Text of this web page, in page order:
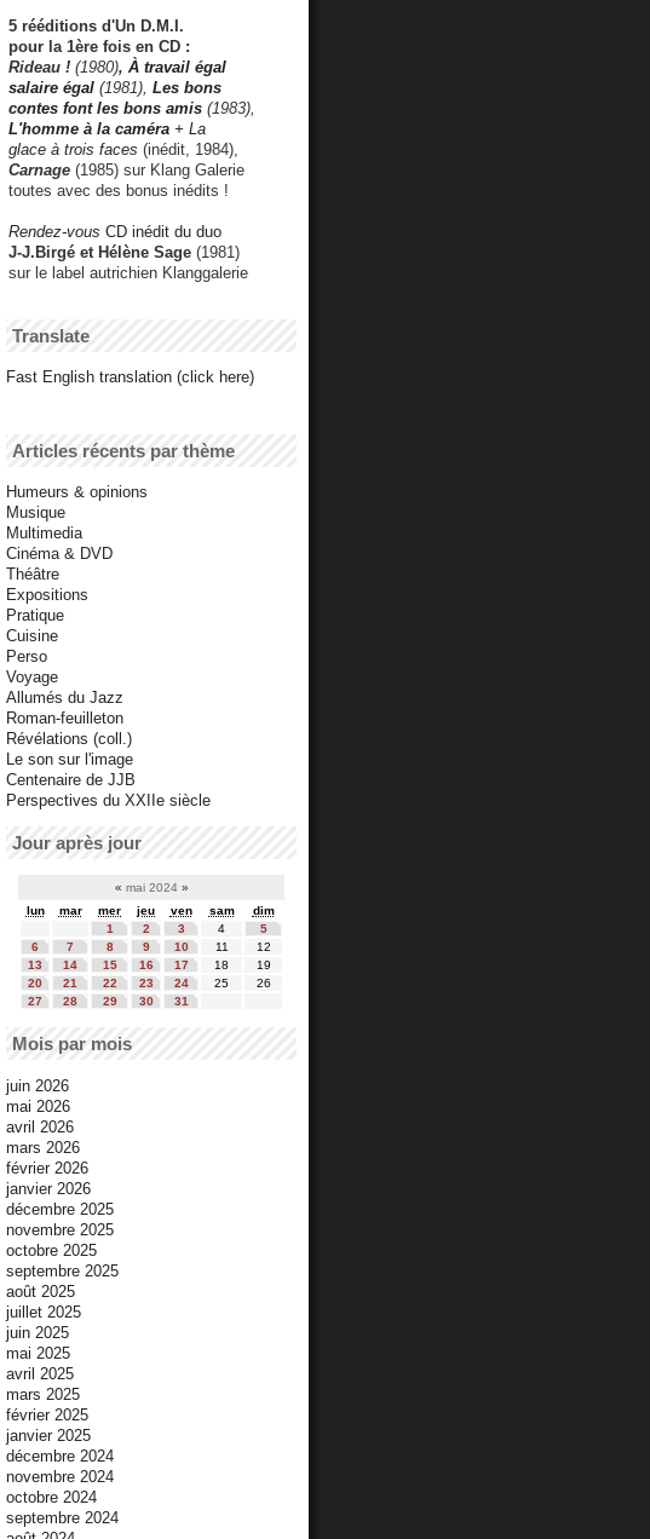
5 rééditions d'Un D.M.I.
pour la 1ère fois en CD :
Rideau ! (1980), À travail égal
salaire égal (1981), Les bons
contes font les bons amis (1983),
L'homme à la caméra + La
glace à trois faces (inédit, 1984),
Carnage (1985) sur Klang Galerie
toutes avec des bonus inédits !
Rendez-vous CD inédit du duo
J-J.Birgé et Hélène Sage (1981)
sur le label autrichien Klanggalerie
Translate
Fast English translation (click here)
Articles récents par thème
Humeurs & opinions
Musique
Multimedia
Cinéma & DVD
Théâtre
Expositions
Pratique
Cuisine
Perso
Voyage
Allumés du Jazz
Roman-feuilleton
Révélations (coll.)
Le son sur l'image
Centenaire de JJB
Perspectives du XXIIe siècle
Jour après jour
« mai 2024 »
lun
mar mer jeu ven sam
dim
1
2 3 4
5
6
7 8 9 10 11
12
13
14 15 16 17 18
19
20
21 22 23 24 25
26
27
28 29 30 31
Mois par mois
juin 2026
mai 2026
avril 2026
mars 2026
février 2026
janvier 2026
décembre 2025
novembre 2025
octobre 2025
septembre 2025
août 2025
juillet 2025
juin 2025
mai 2025
avril 2025
mars 2025
février 2025
janvier 2025
décembre 2024
novembre 2024
octobre 2024
septembre 2024